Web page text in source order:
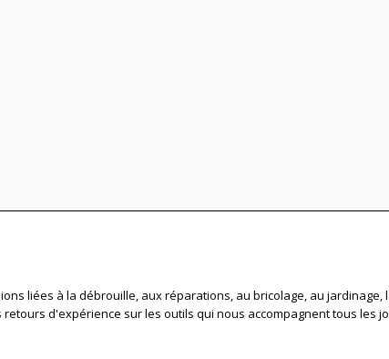
liées à la débrouille, aux réparations, au bricolage, au
d'expérience sur les outils qui nous accompagnent tous les